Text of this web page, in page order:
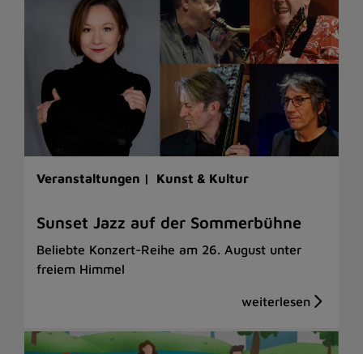
Veranstaltungen | Kunst & Kultur
Sunset Jazz auf der Sommerbühne
Beliebte Konzert-Reihe am 26. August unter
freiem Himmel